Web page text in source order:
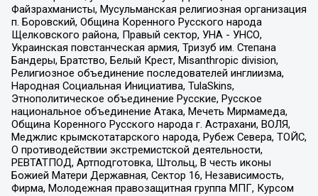
Файзрахманисты, Мусульманская религиозная организация
п. Боровский, Община Коренного Русского народа
Щелковского района, Правый сектор, УНА - УНСО,
Украинская повстанческая армия, Тризуб им. Степана
Бандеры, Братство, Белый Крест, Misanthropic division,
Религиозное объединение последователей инглиизма,
Народная Социальная Инициатива, TulaSkins,
Этнополитическое объединение Русские, Русское
национальное объединение Атака, Мечеть Мирмамеда,
Община Коренного Русского народа г. Астрахани, ВОЛЯ,
Меджлис крымскотатарского народа, Рубеж Севера, ТОЙС,
О противодействии экстремистской деятельности,
РЕВТАТПОД, Артподготовка, Штольц, В честь иконы
Божией Матери Державная, Сектор 16, Независимость,
Фирма, Молодежная правозащитная группа МПГ, Курсом